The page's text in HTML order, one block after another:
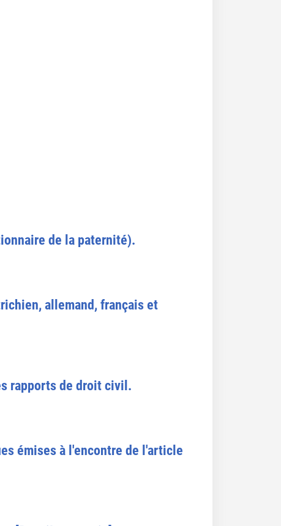
de la paternité).
allemand, français et
rapports de droit civil.
émises à l'encontre de l'article